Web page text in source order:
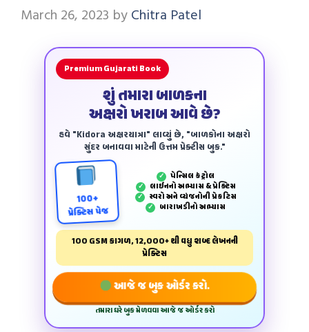
March 26, 2023 by Chitra Patel
Premium Gujarati Book
શું તમારા બાળકના
અક્ષરો ખરાબ આવે છે?
હવે "Kidora અક્ષરયાત્રા" લાવ્યું છે, "બાળકોના અક્ષરો
સુંદર બનાવવા માટેની ઉત્તમ પ્રેક્ટીસ બુક."
100+
પ્રેક્ટિસ પેજ
✓ પેન્‍સિલ કંટ્રોલ
✓ લાઈનનો અભ્યાસ & પ્રેક્ટિસ
✓ સ્વરો અને વ્યંજનોની પ્રેકટિસ
✓ બારાખડીનો અભ્યાસ
100 GSM કાગળ, 12,000+ થી વધુ શબ્દ લેખનની
પ્રેક્ટિસ
આજે જ બુક ઓર્ડર કરો.
તમારા ઘરે બુક મેળવવા આજે જ ઓર્ડર કરો